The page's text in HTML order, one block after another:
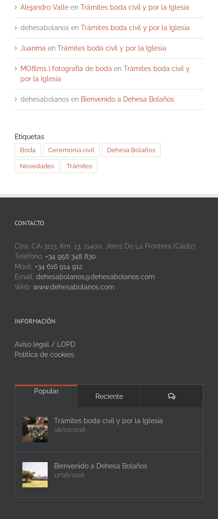
Alejandro Valle en Trámites boda civil y por la Iglesia
dehesabolanos en Trámites boda civil y por la Iglesia
Juanma en Trámites boda civil y por la Iglesia
MOfilms | fotografía de boda en Trámites boda civil y
por la Iglesia
dehesabolanos en Bienvenido a Dehesa Bolaños
Etiquetas
Boda Ceremonia civil Dehesa Bolaños
Novedades Trámites
CONTACTO
Ctra. CA-3113, Km. 13, 11400, Jerez De La Frontera (Cádiz)
Teléfono: +34 956 348 830
Móvil: +34 616 914 912
Email: dehesabolanos@dehesabolanos.com
Web: www.dehesabolanos.com
INFORMACIÓN
Aviso legal / LOPD
Política de cookies
Popular
Reciente Comentarios
Trámites boda civil y por la Iglesia
08/07/2016
Bienvenido a Dehesa Bolaños
17/06/2016